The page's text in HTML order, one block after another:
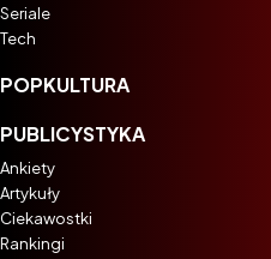
Seriale
Tech
POPKULTURA
PUBLICYSTYKA
Ankiety
Artykuły
Ciekawostki
Rankingi